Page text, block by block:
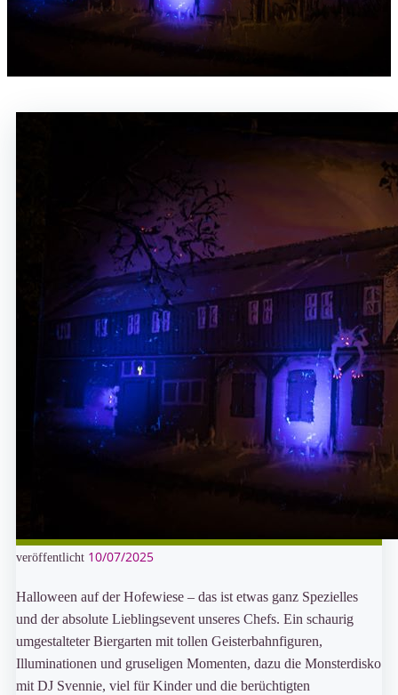
veröffentlicht 10/07/2025
Halloween auf der Hofewiese – das ist etwas ganz Spezielles
und der absolute Lieblingsevent unseres Chefs. Ein schaurig
umgestalteter Biergarten mit tollen Geisterbahnfiguren,
Illuminationen und gruseligen Momenten, dazu die Monsterdisko
mit DJ Svennie, viel für Kinder und die berüchtigten